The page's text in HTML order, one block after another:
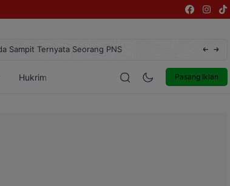
Jangan Lengah, Inilah Kejahatan Dunia Maya yang Paling
Pasang Iklan
Hukrim Entertainment